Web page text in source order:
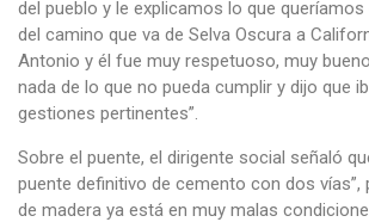
del pueblo y le explicamos lo que
del camino que va de Selva Oscura a
Antonio y él fue muy respetuoso, muy
nada de lo que no pueda cumplir y dijo que
gestiones pertinentes”.
Sobre el puente, el dirigente social señaló
puente definitivo de cemento con dos vías”,
de madera ya está en muy malas